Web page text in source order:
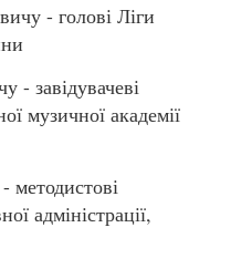
- голові Ліги
завідувачеві
музичної академії
адміністрації,